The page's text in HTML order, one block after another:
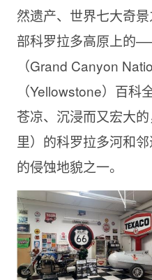
然遗产、世界七大奇
部科罗拉多高原上的
（Grand Canyon
（Yellowstone）百科
苍凉、沉浸而又宏大
里）的科罗拉多河和
的侵蚀地貌之一。